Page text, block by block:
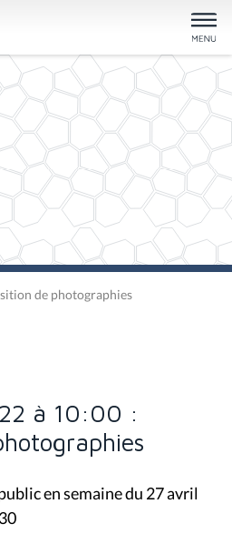
de photographies
à 10:00 :
en semaine du 27 avril